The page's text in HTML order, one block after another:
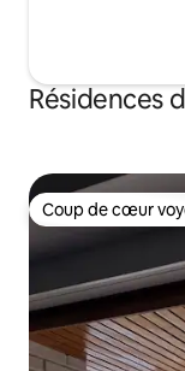
Résidences
Coup de cœur
Coup de cœur